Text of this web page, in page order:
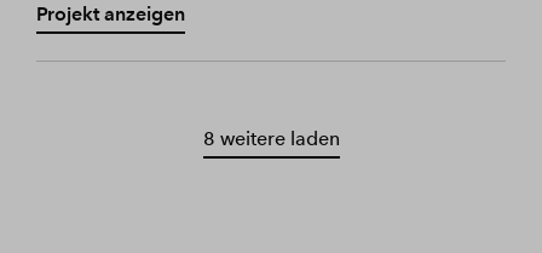
Projekt anzeigen
8 weitere laden